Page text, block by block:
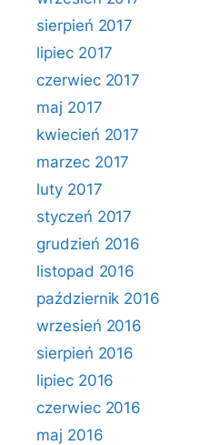
sierpień 2017
lipiec 2017
czerwiec 2017
maj 2017
kwiecień 2017
marzec 2017
luty 2017
styczeń 2017
grudzień 2016
listopad 2016
październik 2016
wrzesień 2016
sierpień 2016
lipiec 2016
czerwiec 2016
maj 2016